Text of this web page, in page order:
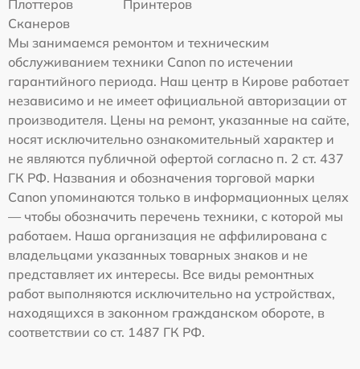
Плоттеров
Принтеров
Сканеров
Мы занимаемся ремонтом и техническим
обслуживанием техники Canon по истечении
гарантийного периода. Наш центр в Кирове работает
независимо и не имеет официальной авторизации от
производителя. Цены на ремонт, указанные на сайте,
носят исключительно ознакомительный характер и
не являются публичной офертой согласно п. 2 ст. 437
ГК РФ. Названия и обозначения торговой марки
Canon упоминаются только в информационных целях
— чтобы обозначить перечень техники, с которой мы
работаем. Наша организация не аффилирована с
владельцами указанных товарных знаков и не
представляет их интересы. Все виды ремонтных
работ выполняются исключительно на устройствах,
находящихся в законном гражданском обороте, в
соответствии со ст. 1487 ГК РФ.